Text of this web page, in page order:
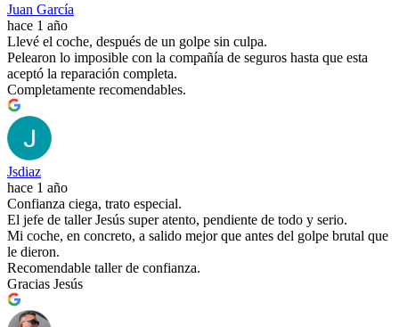
Juan García
hace 1 año
Llevé el coche, después de un golpe sin culpa.
Pelearon lo imposible con la compañía de seguros hasta que esta
aceptó la reparación completa.
Completamente recomendables.
Jsdiaz
hace 1 año
Confianza ciega, trato especial.
El jefe de taller Jesús super atento, pendiente de todo y serio.
Mi coche, en concreto, a salido mejor que antes del golpe brutal que
le dieron.
Recomendable taller de confianza.
Gracias Jesús